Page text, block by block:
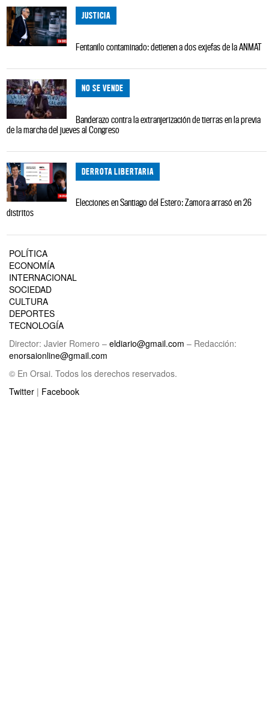
JUSTICIA
Fentanilo contaminado: detienen a dos exjefas de la ANMAT
NO SE VENDE
Banderazo contra la extranjerización de tierras en la previa
de la marcha del jueves al Congreso
DERROTA LIBERTARIA
Elecciones en Santiago del Estero: Zamora arrasó en 26
distritos
POLÍTICA
ECONOMÍA
INTERNACIONAL
SOCIEDAD
CULTURA
DEPORTES
TECNOLOGÍA
Director: Javier Romero – eldiario@gmail.com – Redacción:
enorsaionline@gmail.com
© En Orsai. Todos los derechos reservados.
Twitter | Facebook